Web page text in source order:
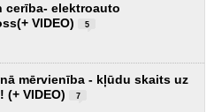
cerība- elektroauto
VIDEO)
5
mērvienība - kļūdu skaits uz
VIDEO)
7